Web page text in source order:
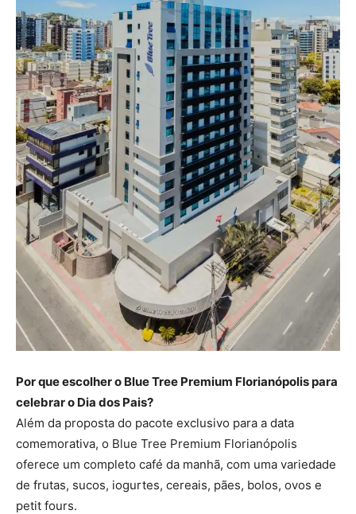
Por que escolher o Blue Tree Premium Florianópolis para
celebrar o Dia dos Pais?
Além da proposta do pacote exclusivo para a data
comemorativa, o Blue Tree Premium Florianópolis
oferece um completo café da manhã, com uma variedade
de frutas, sucos, iogurtes, cereais, pães, bolos, ovos e
petit fours.